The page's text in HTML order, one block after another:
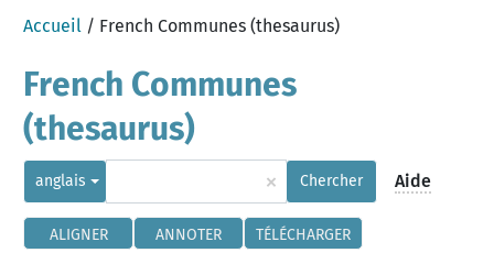
Accueil / French Communes (thesaurus)
French Communes
(thesaurus)
anglais × Chercher Aide
ALIGNER ANNOTER TÉLÉCHARGER